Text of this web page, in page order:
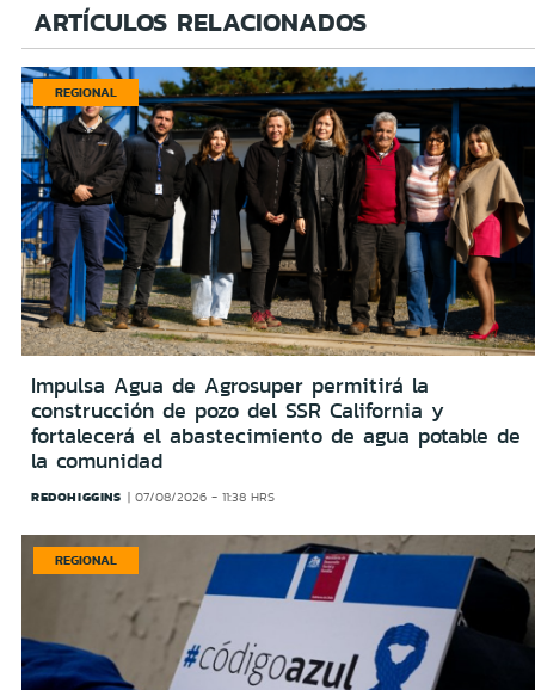
ARTÍCULOS RELACIONADOS
REGIONAL
Impulsa Agua de Agrosuper permitirá la
construcción de pozo del SSR California y
fortalecerá el abastecimiento de agua potable de
la comunidad
REDOHIGGINS 07/08/2026 - 11:38 HRS
REGIONAL